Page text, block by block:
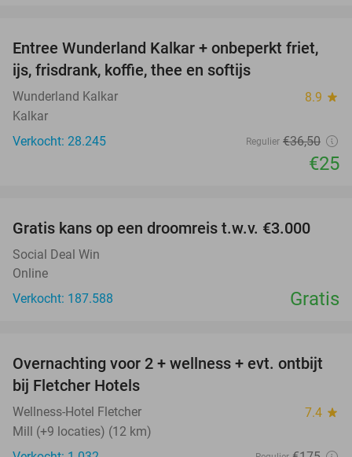
32%
Entree Wunderland Kalkar + onbeperkt friet,
ijs, frisdrank, koffie, thee en softijs
Wunderland Kalkar 8.9 star
Kalkar
Verkocht: 28.245
Regulier €36,50
€25
Gratis kans op een droomreis t.w.v. €3.000
Social Deal Win
Online
Verkocht: 187.588
Gratis
55%
Overnachting voor 2 + wellness + evt. ontbijt
bij Fletcher Hotels
Wellness-Hotel Fletcher 7.4 star
Mill (+9 locaties) (12 km)